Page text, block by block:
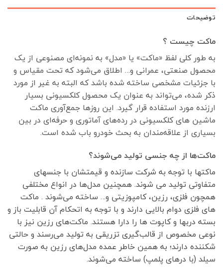
توضیحات
ماکت چیست ؟
به طور کلی لفظ «ماکت» یا «مدل» به نمونه‌ای مصنوعی از یک
محصول صنعتی، عمرانی و… اطلاق می‌شود که تحت مقیاس و
با جزئیات مشخصی ساخته شده باشد که البته به غیر از مورد
ذکر شده، می‌تواند به عنوان یک محصول کلکسیونی بسیار
ارزنده مورد استفاده قرار گیرد. این روزها جمع‌آوری ماکت‌
ماشین های کلکسیونی در رده‌های آماتوری و حرفه‌ای در بین
بسیاری از علاقه‌مندان به بحث خودرو باب شده است.
ماکت‌ها از چه جنسی تولید می‌شوند؟
ماکتها با توجه به شرکت سازنده و قیمتشان با جنسهای
متفاوتی تولید می شوند. همچنین مدل‌ها در انواع مختلفی
همچون فلزی، رزین، کامپوزیتی و… ساخته می‌شوند . ماکت
های فلزی دوام بالایی دارند و با توجه به اتحکام آن قابلیت باز و
بسته دربها و کاپوت ها را دارا هستند. ماکت‌های رزین نیز با
نوعی مخصوص از قالب‌گیری تزریقی به تولید می‌رسند و حالتی
شکننده دارند؛ به همین خاطر عمده مدل‌های رزین به صورت
سیلد (با در‌های پلمپ) ساخته می‌شوند.